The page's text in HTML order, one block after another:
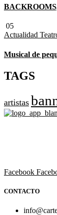
05
Actualidad
Musical de
TAGS
artistas
Facebook
CONTACTO